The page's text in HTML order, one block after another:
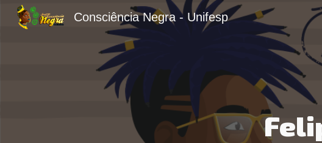
Skip to main
Consciência Negra - Unifesp